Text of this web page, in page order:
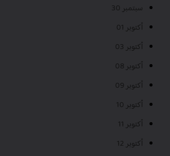
سبتمبر 30
أكتوبر 01
أكتوبر 03
أكتوبر 08
أكتوبر 09
أكتوبر 10
أكتوبر 11
أكتوبر 12